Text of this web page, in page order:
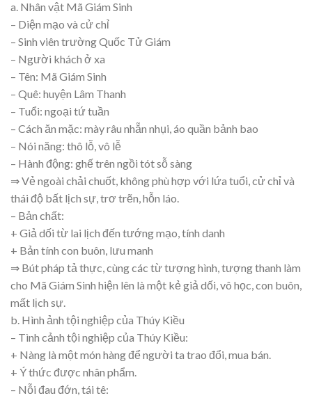
a. Nhân vật Mã Giám Sinh
– Diện mạo và cử chỉ
– Sinh viên trường Quốc Tử Giám
– Người khách ở xa
– Tên: Mã Giám Sinh
– Quê: huyện Lâm Thanh
– Tuổi: ngoại tứ tuần
– Cách ăn mặc: mày râu nhẵn nhụi, áo quần bảnh bao
– Nói năng: thô lỗ, vô lễ
– Hành động: ghế trên ngồi tót sỗ sàng
⇒ Vẻ ngoài chải chuốt, không phù hợp với lứa tuổi, cử chỉ và
thái độ bất lịch sự, trơ trẽn, hỗn láo.
– Bản chất:
+ Giả dối từ lai lịch đến tướng mạo, tính danh
+ Bản tính con buôn, lưu manh
⇒ Bút pháp tả thực, cùng các từ tượng hình, tượng thanh làm
cho Mã Giám Sinh hiện lên là một kẻ giả dối, vô học, con buôn,
mất lịch sự.
b. Hình ảnh tội nghiệp của Thúy Kiều
– Tình cảnh tội nghiệp của Thúy Kiều:
+ Nàng là một món hàng để người ta trao đổi, mua bán.
+ Ý thức được nhân phẩm.
– Nỗi đau đớn, tái tê: